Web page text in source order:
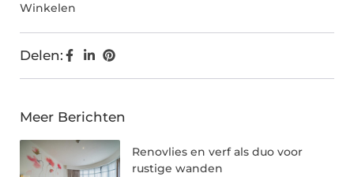
Winkelen
Delen:
Meer Berichten
Renovlies en verf als duo voor
rustige wanden